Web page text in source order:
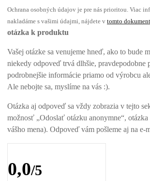
Ochrana osobných údajov je pre nás prioritou. Viac
nakladáme s vašimi údajmi, nájdete v tomto
otázka k produktu
Vašej otázke sa venujeme hneď, ako to bude
niekedy odpoveď trvá dlhšie, pravdepodobne
podrobnejšie informácie priamo od výrobcu
Ale nebojte sa, myslíme na vás :).
Otázka aj odpoveď sa vždy zobrazia v tejto
možnosť „Odoslať otázku anonymne“, otázka
vášho mena). Odpoveď vám pošleme aj na e-
0,0/5